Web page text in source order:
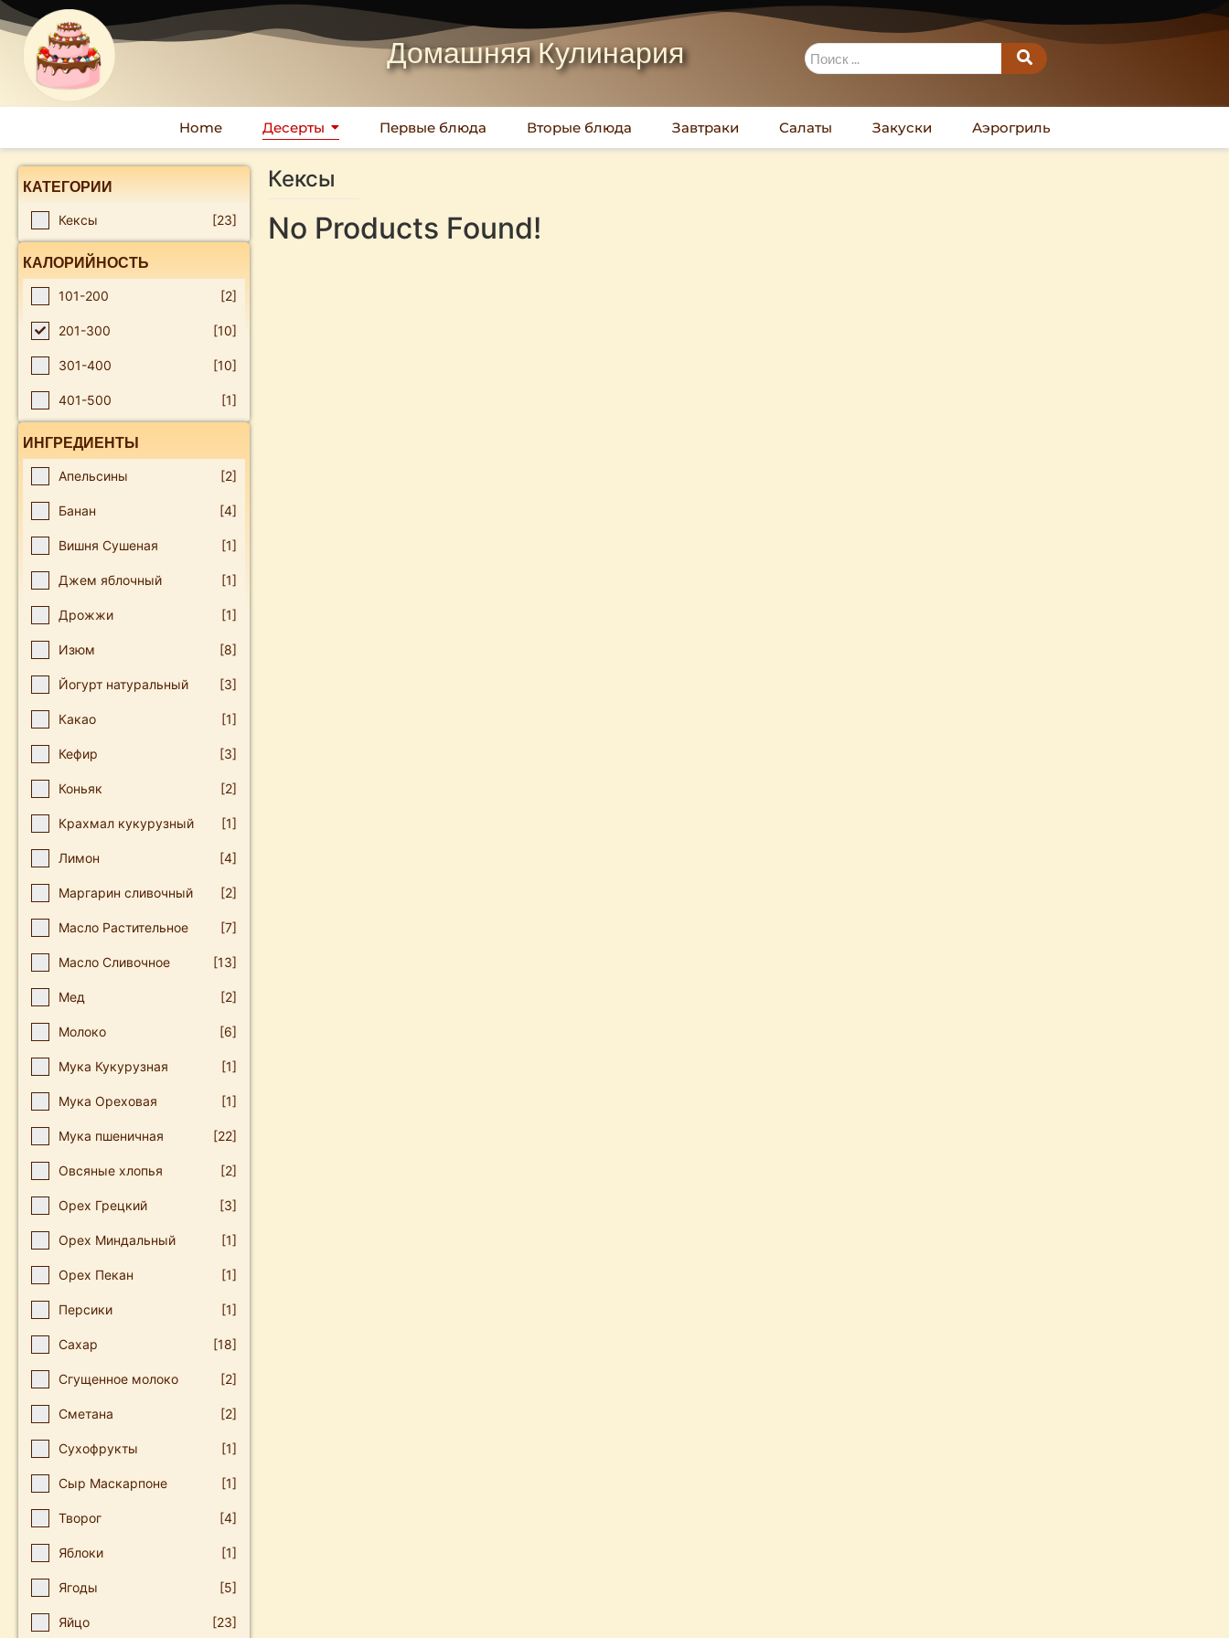
Домашняя Кулинария
Home Десерты Первые блюда Вторые блюда Завтраки Салаты Закуски Аэрогриль
КАТЕГОРИИ
Кексы [23]
КАЛОРИЙНОСТЬ
101-200 [2]
201-300 [10]
301-400 [10]
401-500 [1]
ИНГРЕДИЕНТЫ
Апельсины [2]
Банан [4]
Вишня Сушеная [1]
Джем яблочный [1]
Дрожжи [1]
Изюм [8]
Йогурт натуральный [3]
Какао [1]
Кефир [3]
Коньяк [2]
Крахмал кукурузный [1]
Лимон [4]
Маргарин сливочный [2]
Масло Растительное [7]
Масло Сливочное [13]
Мед [2]
Молоко [6]
Мука Кукурузная [1]
Мука Ореховая [1]
Мука пшеничная [22]
Овсяные хлопья [2]
Орех Грецкий [3]
Орех Миндальный [1]
Орех Пекан [1]
Персики [1]
Сахар [18]
Сгущенное молоко [2]
Сметана [2]
Сухофрукты [1]
Сыр Маскарпоне [1]
Творог [4]
Яблоки [1]
Ягоды [5]
Яйцо [23]
Кексы
No Products Found!